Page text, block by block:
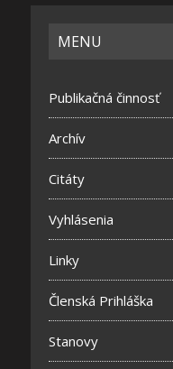
MENU
Publikačná činnosť
Archív
Citáty
Vyhlásenia
Linky
Členská Prihláška
Stanovy